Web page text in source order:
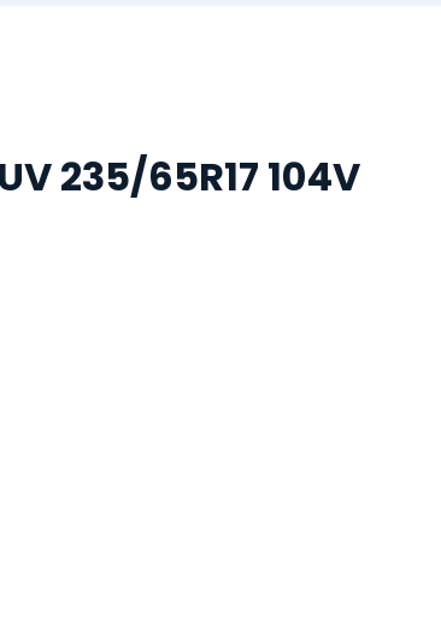
235/65R17 104V